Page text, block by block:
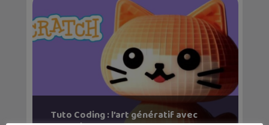
Tuto Coding : l’art génératif avec